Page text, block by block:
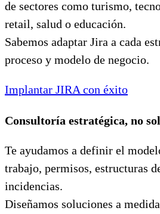
de sectores como turismo,
retail, salud o educación.
Sabemos adaptar Jira a cada
proceso y modelo de negocio.
Implantar JIRA con éxito
Consultoría estratégica, no
Te ayudamos a definir el
trabajo, permisos, estructuras
incidencias.
Diseñamos soluciones a